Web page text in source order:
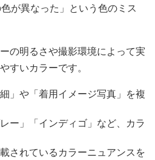
が異なった」という色のミス
の明るさや撮影環境によって実
すいカラーです。
」や「着用イメージ写真」を複
ー」「インディゴ」など、カラ
されているカラーニュアンスを